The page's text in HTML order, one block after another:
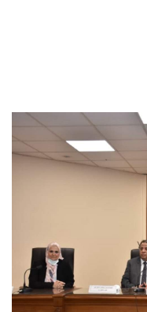
الأنظمة الذكية
الإعلام
الطلاب
هيئة التدريس